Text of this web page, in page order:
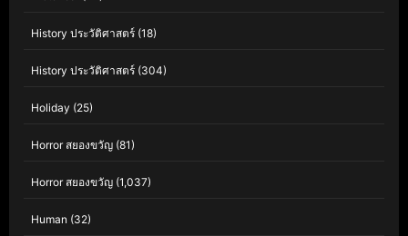
History ประวัติศาสตร์ (18)
History ประวัติศาสตร์ (304)
Holiday (25)
Horror สยองขวัญ (81)
Horror สยองขวัญ (1,037)
Human (32)